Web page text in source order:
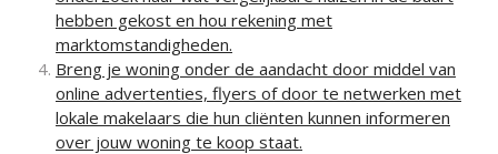
hebben gekost en hou rekening met
marktomstandigheden.
Breng je woning onder de aandacht door middel van
online advertenties, flyers of door te netwerken met
lokale makelaars die hun cliënten kunnen informeren
over jouw woning te koop staat.